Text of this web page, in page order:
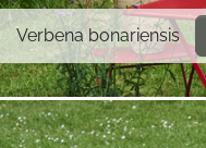
Verbena bonariensis